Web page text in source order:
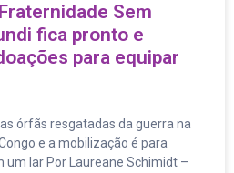
Sem
fica pronto e
para equipar
órfãs resgatadas da guerra na
e a mobilização é para
lar Por Laureane Schimidt –